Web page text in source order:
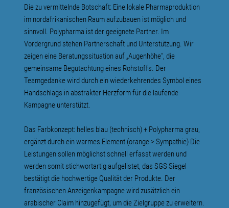
Die zu vermittelnde Botschaft: Eine lokale Pharmaproduktion
im nordafrikanischen Raum aufzubauen ist möglich und
sinnvoll. Polypharma ist der geeignete Partner. Im
Vordergrund stehen Partnerschaft und Unterstützung. Wir
zeigen eine Beratungssituation auf „Augenhöhe", die
gemeinsame Begutachtung eines Rohstoffs. Der
Teamgedanke wird durch ein wiederkehrendes Symbol eines
Handschlags in abstrakter Herzform für die laufende
Kampagne unterstützt.
Das Farbkonzept: helles blau (technisch) + Polypharma grau,
ergänzt durch ein warmes Element (orange > Sympathie) Die
Leistungen sollen möglichst schnell erfasst werden und
werden somit stichwortartig aufgelistet, das SGS Siegel
bestätigt die hochwertige Qualität der Produkte. Der
französischen Anzeigenkampagne wird zusätzlich ein
arabischer Claim hinzugefügt, um die Zielgruppe zu erweitern.